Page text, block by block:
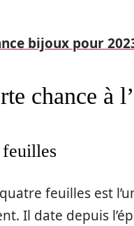
bijoux pour
chance à
feuilles est
Il date depuis